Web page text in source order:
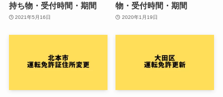
持ち物・受付時間・期間
2021年5月16日
物・受付時間・期間
2020年1月19日